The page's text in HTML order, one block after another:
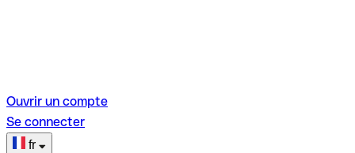
Ouvrir un compte
Se connecter
fr